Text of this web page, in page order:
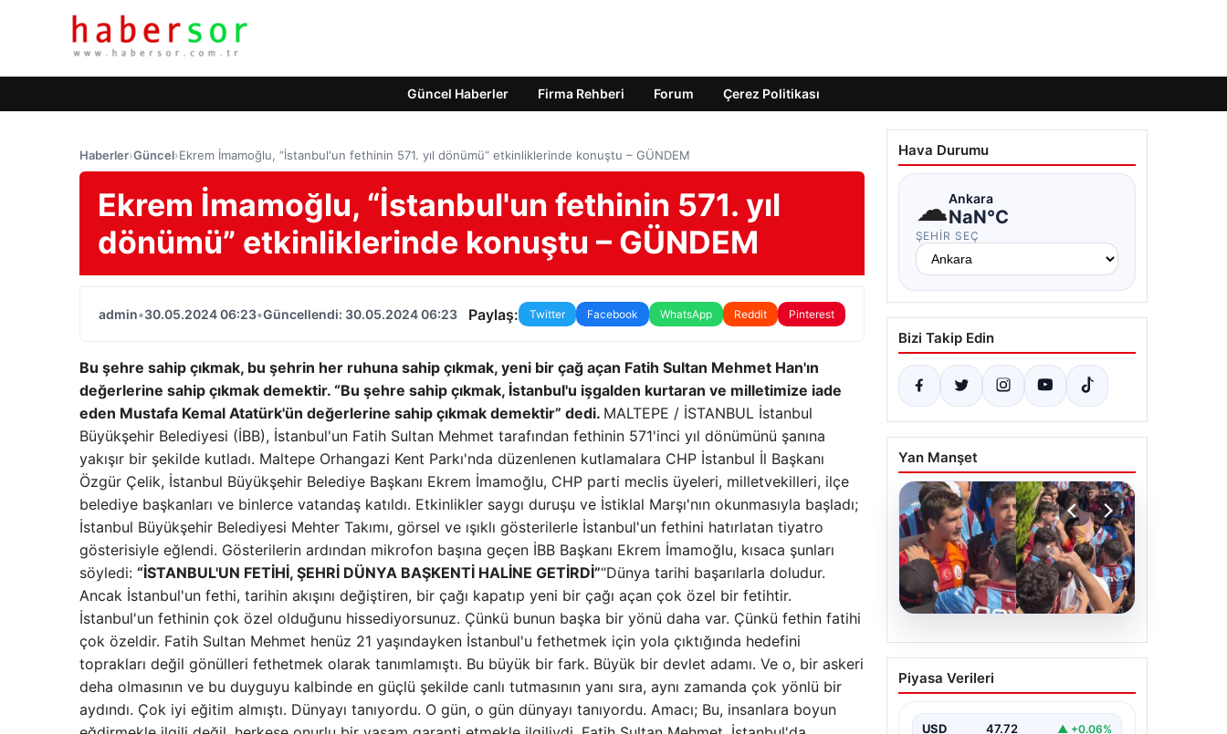
Güncel Haberler Firma Rehberi Forum Çerez Politikası
Haberler›Güncel›Ekrem İmamoğlu, “İstanbul'un fethinin 571. yıl dönümü” etkinliklerinde konuştu – GÜNDEM
Ekrem İmamoğlu, “İstanbul'un fethinin 571. yıl
dönümü” etkinliklerinde konuştu – GÜNDEM
admin•30.05.2024 06:23•Güncellendi: 30.05.2024 06:23 Paylaş: Twitter Facebook WhatsApp Reddit Pinterest
Bu şehre sahip çıkmak, bu şehrin her ruhuna sahip çıkmak, yeni bir çağ açan Fatih Sultan Mehmet Han'ın
değerlerine sahip çıkmak demektir. “Bu şehre sahip çıkmak, İstanbul'u işgalden kurtaran ve milletimize iade
eden Mustafa Kemal Atatürk'ün değerlerine sahip çıkmak demektir” dedi. MALTEPE / İSTANBUL İstanbul
Büyükşehir Belediyesi (İBB), İstanbul'un Fatih Sultan Mehmet tarafından fethinin 571'inci yıl dönümünü şanına
yakışır bir şekilde kutladı. Maltepe Orhangazi Kent Parkı'nda düzenlenen kutlamalara CHP İstanbul İl Başkanı
Özgür Çelik, İstanbul Büyükşehir Belediye Başkanı Ekrem İmamoğlu, CHP parti meclis üyeleri, milletvekilleri, ilçe
belediye başkanları ve binlerce vatandaş katıldı. Etkinlikler saygı duruşu ve İstiklal Marşı'nın okunmasıyla başladı;
İstanbul Büyükşehir Belediyesi Mehter Takımı, görsel ve ışıklı gösterilerle İstanbul'un fethini hatırlatan tiyatro
gösterisiyle eğlendi. Gösterilerin ardından mikrofon başına geçen İBB Başkanı Ekrem İmamoğlu, kısaca şunları
söyledi: “İSTANBUL'UN FETİHİ, ŞEHRİ DÜNYA BAŞKENTİ HALİNE GETİRDİ”“Dünya tarihi başarılarla doludur.
Ancak İstanbul'un fethi, tarihin akışını değiştiren, bir çağı kapatıp yeni bir çağı açan çok özel bir fetihtir.
İstanbul'un fethinin çok özel olduğunu hissediyorsunuz. Çünkü bunun başka bir yönü daha var. Çünkü fethin fatihi
çok özeldir. Fatih Sultan Mehmet henüz 21 yaşındayken İstanbul'u fethetmek için yola çıktığında hedefini
toprakları değil gönülleri fethetmek olarak tanımlamıştı. Bu büyük bir fark. Büyük bir devlet adamı. Ve o, bir askeri
deha olmasının ve bu duyguyu kalbinde en güçlü şekilde canlı tutmasının yanı sıra, aynı zamanda çok yönlü bir
aydındı. Çok iyi eğitim almıştı. Dünyayı tanıyordu. O gün, o gün dünyayı tanıyordu. Amacı; Bu, insanlara boyun
Hava Durumu
☁Ankara
NaN°C
ŞEHIR SEÇ
Bizi Takip Edin
Yan Manşet
05.08.2026
Mohamed Salah’ı
karşılamaya gelen
pişman ettiler!
Piyasa Verileri
USD 47.72 ▲ +0.06%